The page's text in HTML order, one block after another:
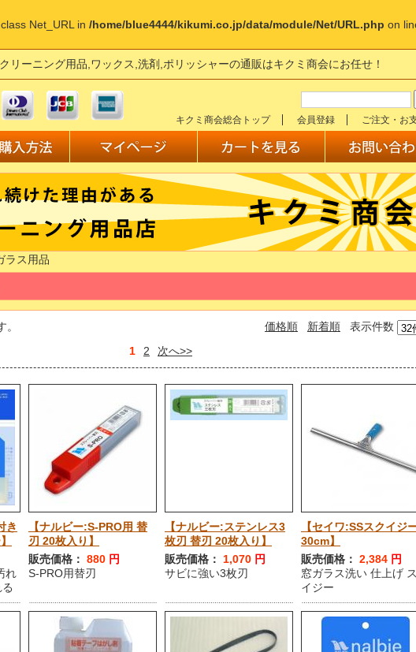
Net_URL in /home/blue4444/kikumi.co.jp/data/module/Net/URL.php on
ーニング用品,ワックス,洗剤,ポリッシャーの通販はキクミ商会にお任せ！
キクミ商会総合トップ 会員登録 ご注文・お
ラス用品
価格順 新着順 表示件数
1
2 次へ>>
き
れ
【ナルビー:S-PRO用 替
刃 20枚入り】
販売価格： 880 円
S-PRO用替刃
【ナルビー:ステンレス3
枚刃 替刃 20枚入り】
販売価格：
1,070 円
サビに強い3枚刃
【セイワ:SSスクイジ
30cm】
販売価格： 2,384 円
窓ガラス洗い 仕上げ
イジー